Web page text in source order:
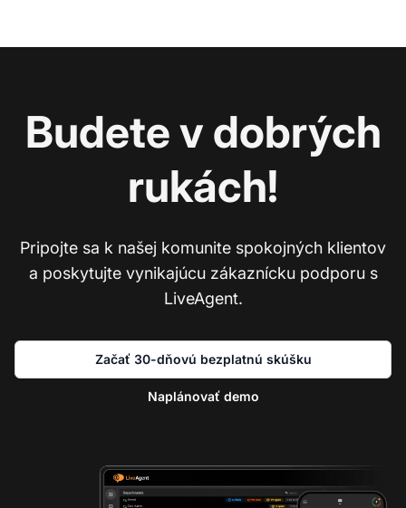
Budete v dobrých
rukách!
Pripojte sa k našej komunite spokojných klientov
a poskytujte vynikajúcu zákaznícku podporu s
LiveAgent.
Začať 30-dňovú bezplatnú skúšku
Naplánovať demo